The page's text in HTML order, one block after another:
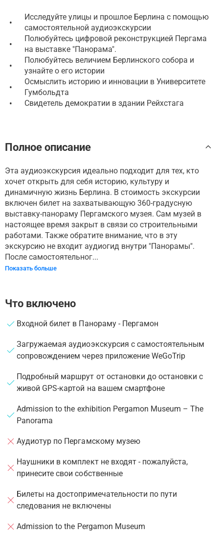
•
Исследуйте улицы и прошлое Берлина с помощью
самостоятельной аудиоэкскурсии
•
Полюбуйтесь цифровой реконструкцией Пергама
на выставке "Панорама".
•
Полюбуйтесь величием Берлинского собора и
узнайте о его истории
•
Осмыслить историю и инновации в Университете
Гумбольдта
• Свидетель демократии в здании Рейхстага
Полное описание
Эта аудиоэкскурсия идеально подходит для тех, кто
хочет открыть для себя историю, культуру и
динамичную жизнь Берлина. В стоимость экскурсии
включен билет на захватывающую 360-градусную
выставку-панораму Пергамского музея. Сам музей в
настоящее время закрыт в связи со строительными
работами. Также обратите внимание, что в эту
экскурсию не входит аудиогид внутри "Панорамы".
После самостоятельног...
Показать больше
Что включено
Входной билет в Панораму - Пергамон
Загружаемая аудиоэкскурсия с самостоятельным
сопровождением через приложение WeGoTrip
Подробный маршрут от остановки до остановки с
живой GPS-картой на вашем смартфоне
Admission to the exhibition Pergamon Museum – The
Panorama
Аудиотур по Пергамскому музею
Наушники в комплект не входят - пожалуйста,
принесите свои собственные
Билеты на достопримечательности по пути
следования не включены
Admission to the Pergamon Museum